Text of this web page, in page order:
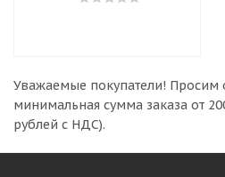
Уважаемые покупатели! Просим
минимальная сумма заказа от
рублей с НДС).